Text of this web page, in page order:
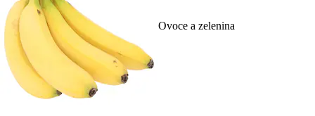
Ovoce a zelenina